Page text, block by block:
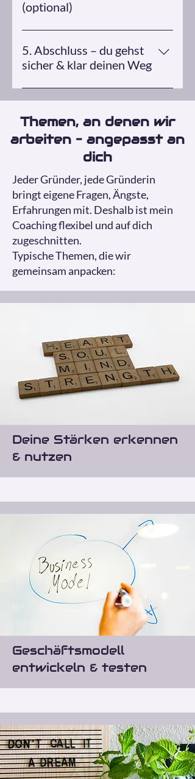
Zielgruppe 💡deinem Business- &
und Vertriebsstrategie 💡allen
Themen, die dir wichtig sind
(optional)
Ich unterstütze dich bei der
fachkundigen Stellungnahme und
dem Antrag für den
5. Abschluss – du gehst
sicher & klar deinen Weg
Am Ende hast du nicht nur
Konzept – und vor allem: ein gutes
Gefühl.
Themen, an denen wir
arbeiten – angepasst an
dich
Jeder Gründer, jede Gründerin
bringt eigene Fragen, Ängste,
Erfahrungen mit. Deshalb ist mein
Coaching flexibel und auf dich
zugeschnitten.
Typische Themen, die wir
gemeinsam anpacken:
Deine Stärken erkennen
& nutzen
Geschäftsmodell
entwickeln & testen